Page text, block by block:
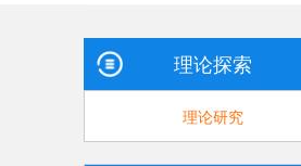
理论探索
理论研究